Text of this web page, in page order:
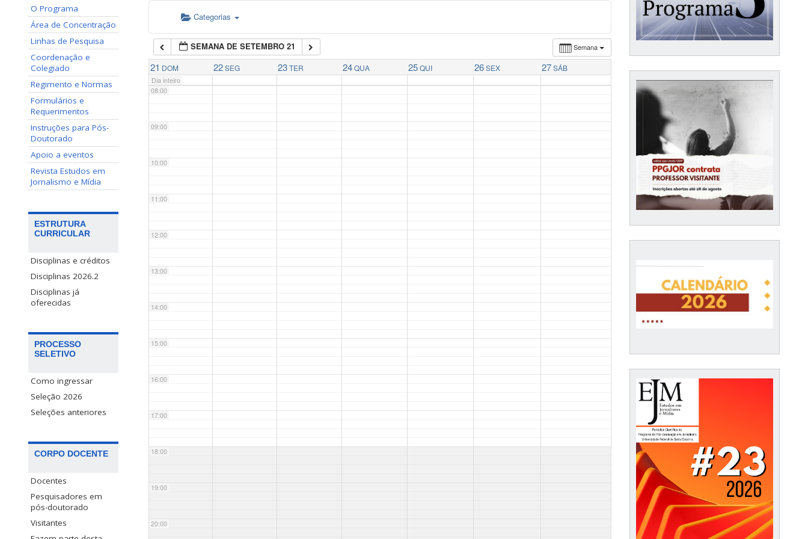
O Programa
Área de Concentração
Linhas de Pesquisa
Coordenação e
Colegiado
Regimento e Normas
Formulários e
Requerimentos
Instruções para Pós-
Doutorado
Apoio a eventos
Revista Estudos em
Jornalismo e Mídia
ESTRUTURA
CURRICULAR
Disciplinas e créditos
Disciplinas 2026.2
Disciplinas já
oferecidas
PROCESSO
SELETIVO
Como ingressar
Seleção 2026
Seleções anteriores
CORPO DOCENTE
Docentes
Pesquisadores em
pós-doutorado
Visitantes
Categorias
Semana
SEMANA DE SETEMBRO 21
21 DOM 22 SEG 23 TER 24 QUA 25 QUI 26 SEX 27 SÁB
Dia inteiro
07:00
08:00
09:00
10:00
11:00
12:00
13:00
14:00
15:00
16:00
17:00
18:00
19:00
20:00